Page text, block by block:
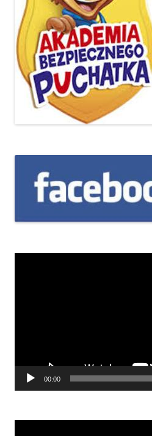
Odtwarzacz
00:00
Odtwarzacz